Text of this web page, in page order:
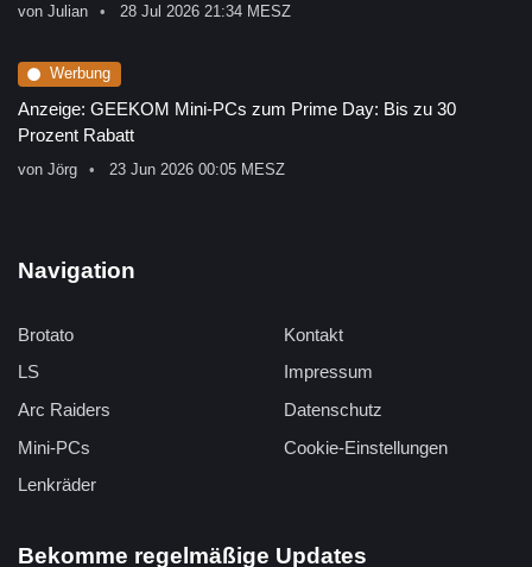
von Julian 28 Jul 2026 21:34 MESZ
Werbung
Anzeige: GEEKOM Mini-PCs zum Prime Day: Bis zu 30
Prozent Rabatt
von Jörg 23 Jun 2026 00:05 MESZ
Navigation
Brotato
LS
Arc Raiders
Mini-PCs
Lenkräder
Kontakt
Impressum
Datenschutz
Cookie-Einstellungen
Bekomme regelmäßige Updates